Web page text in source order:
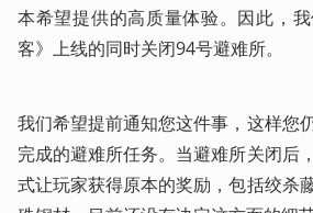
本希望提供的高质量体验。因此，
客》上线的同时关闭94号避难所。
我们希望提前通知您这件事，这样您
完成的避难所任务。当避难所关闭后
式让玩家获得原本的奖励，包括绞杀